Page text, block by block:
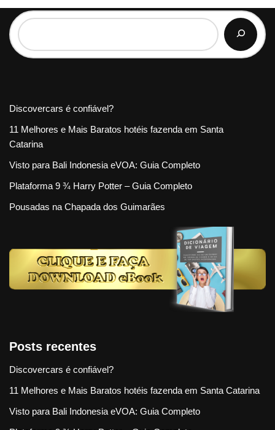
Discovercars é confiável?
11 Melhores e Mais Baratos hotéis fazenda em Santa
Catarina
Visto para Bali Indonesia eVOA: Guia Completo
Plataforma 9 ¾ Harry Potter – Guia Completo
Pousadas na Chapada dos Guimarães
Posts recentes
Discovercars é confiável?
11 Melhores e Mais Baratos hotéis fazenda em Santa Catarina
Visto para Bali Indonesia eVOA: Guia Completo